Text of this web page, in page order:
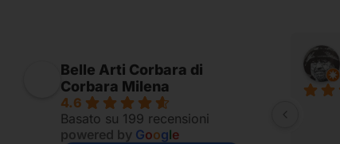
Belle Arti Corbara di
Corbara Milena
4.6
Basato su 199 recensioni
powered by Google
7 mesi fa
Fornito per appassionati